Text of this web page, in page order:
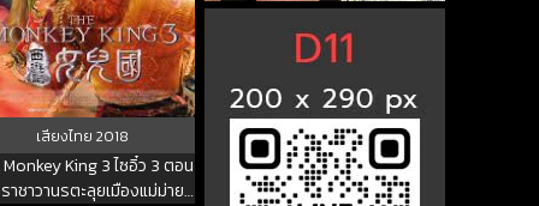
เสียงไทย2018
King 3 ไซอิ๋ว 3 ตอน
าชาวานรตะลุยเมืองแม่ม่าย